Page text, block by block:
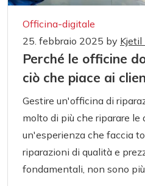
Officina-digitale
25. febbraio 2025 by Kjetil
Perché le officine
ciò che piace ai
Gestire un'officina di
molto di più che riparare le
un'esperienza che faccia
riparazioni di qualità e
fondamentali, non sono più